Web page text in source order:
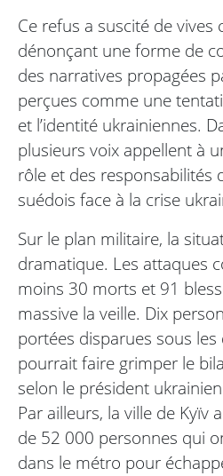
Ce refus a suscité de vives
dénonçant une forme de
des narratives propagées
perçues comme une
et l’identité ukrainiennes.
plusieurs voix appellent à
rôle et des responsabilités
suédois face à la crise
Sur le plan militaire, la
dramatique. Les attaques
moins 30 morts et 91
massive la veille. Dix
portées disparues sous
pourrait faire grimper le
selon le président
Par ailleurs, la ville de Kyïv
de 52 000 personnes qui
dans le métro pour